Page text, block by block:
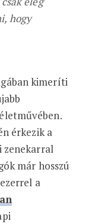
hogy
kimeríti
érkezik a
zenekarral
már hosszú
a